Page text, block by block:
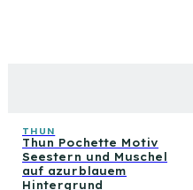
THUN
Thun Pochette Motiv
Seestern und Muschel
auf azurblauem
Hintergrund